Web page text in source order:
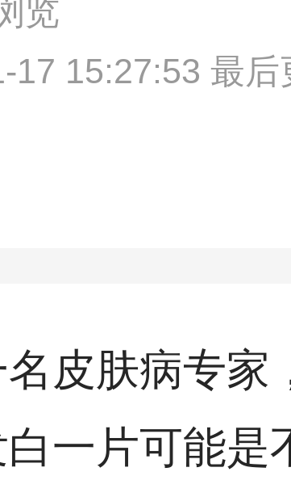
览
17 15:27:53 最后
皮肤病专家
一片可能是